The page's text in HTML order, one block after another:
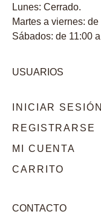
Lunes: Cerrado.
Martes a viernes:
Sábados: de 11:00
USUARIOS
INICIAR SESIÓN
REGISTRARSE
MI CUENTA
CARRITO
CONTACTO